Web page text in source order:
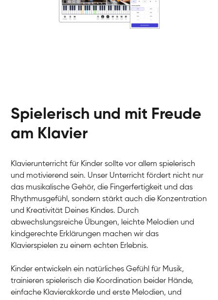
Klavier / Piano / Flügel
Klavier / Piano / Flügel
Klavier / Piano / Flügel
Klavier / Piano / Flügel
Hannes
Klavier / Piano / Flügel
Spielerisch und mit Freude
am Klavier
Klavierunterricht für Kinder sollte vor allem spielerisch
und motivierend sein. Unser Unterricht fördert nicht nur
das musikalische Gehör, die Fingerfertigkeit und das
Rhythmusgefühl, sondern stärkt auch die Konzentration
und Kreativität Deines Kindes. Durch
abwechslungsreiche Übungen, leichte Melodien und
kindgerechte Erklärungen machen wir das
Klavierspielen zu einem echten Erlebnis.
Kinder entwickeln ein natürliches Gefühl für Musik,
trainieren spielerisch die Koordination beider Hände,
einfache Klavierakkorde und erste Melodien, und